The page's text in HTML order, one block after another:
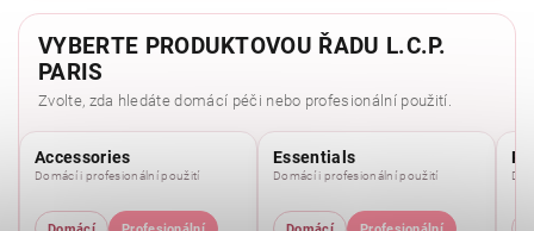
VYBERTE PRODUKTOVOU ŘADU L.C.P.
PARIS
Zvolte, zda hledáte domácí péči nebo profesionální použití.
Accessories
Domácí i profesionální použití
Essentials
Domácí i profesionální použití